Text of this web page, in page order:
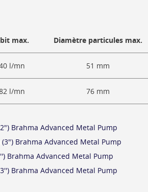
max. Diamètre particules max.
l/mn 51 mm
l/mn 76 mm
Brahma Advanced Metal Pump
(3") Brahma Advanced Metal Pump
Brahma Advanced Metal Pump
Brahma Advanced Metal Pump